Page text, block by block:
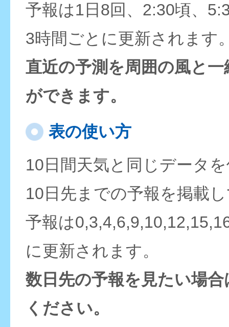
予報は1日8回、2:30頃、
3時間ごとに更新されます
直近の予測を周囲の風と
ができます。
表の使い方
10日間天気と同じデータ
10日先までの予報を掲載
予報は
に更新されます。
数日先の予報を見たい場
ください。